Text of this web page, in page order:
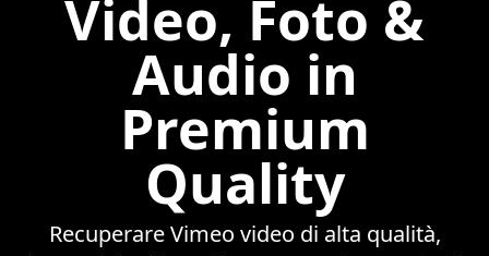
Video, Foto &
Audio in
Premium
Quality
Recuperare Vimeo video di alta qualità,